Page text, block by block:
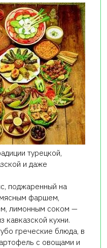
турецкой,
и даже
поджаренный на
фаршем,
лимонным соком —
кавказской кухни.
греческие блюда, в
с овощами и